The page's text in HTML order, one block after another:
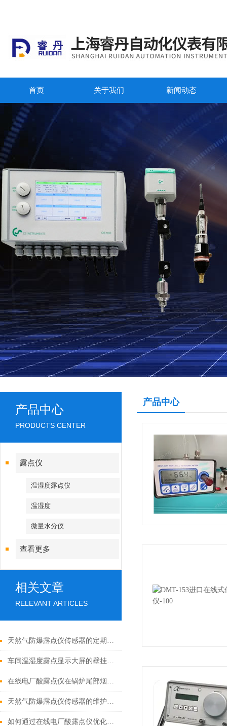
首页 关于我们 新闻动态
产品中心
PRODUCTS CENTER
露点仪
温湿度露点仪
温湿度
微量水分仪
查看更多
相关文章
RELEVANT ARTICLES
天然气防爆露点仪传感器的定期校准与维护规范
车间温湿度露点显示大屏的壁挂与吊装安装方式
在线电厂酸露点仪在锅炉尾部烟道防腐控制中的关键作用
天然气防爆露点仪传感器的维护与保养技巧
如何通过在线电厂酸露点仪优化电厂环境管理？
产品中心